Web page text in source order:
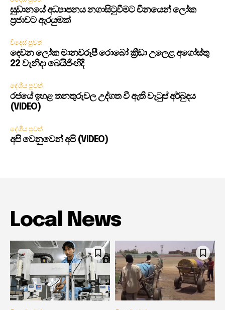
සුඩානයේ අධ්‍යාපනය නගාසිටුවීමට චීනයෙන් ලෝක
ප්‍රජාවට ඇරයුමක්
විදෙස් පුවත්
දෙවන ලෝක මානවරූපී රොබෝ ක්‍රීඩා උලෙළ අගෝස්තු
22 වැනිදා බෙයිජිංහිදී
දේශීය පුවත්
රජයේ ඉහළ තනතුරුවල උද්ගත වී ඇති වැටුප් අර්බුදය
(VIDEO)
දේශීය පුවත්
අපි වෙනුවෙන් අපි (VIDEO)
Local News